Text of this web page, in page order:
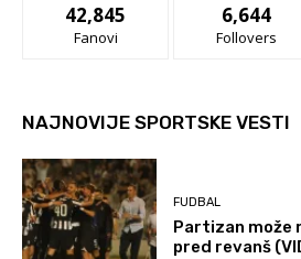
42,845
Fanovi
6,644
Follovers
NAJNOVIJE SPORTSKE VESTI
FUDBAL
Partizan može
pred revanš